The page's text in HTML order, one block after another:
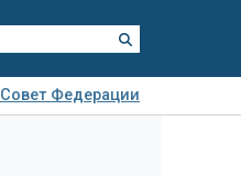
Совет Федерации